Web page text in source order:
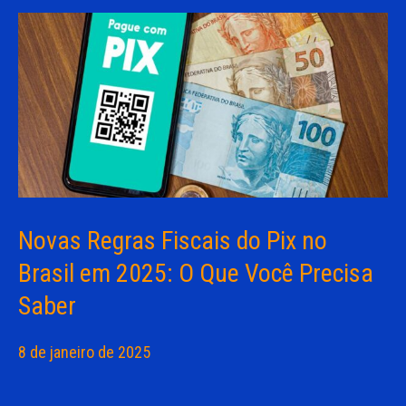
Novas Regras Fiscais do Pix no
Brasil em 2025: O Que Você Precisa
Saber
8 de janeiro de 2025